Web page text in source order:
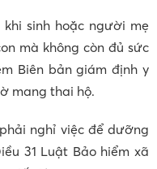
sinh hoặc người mẹ
mà không còn đủ sức
Biên bản giám định y
mang thai hộ.
nghỉ việc để dưỡng
31 Luật Bảo hiểm xã